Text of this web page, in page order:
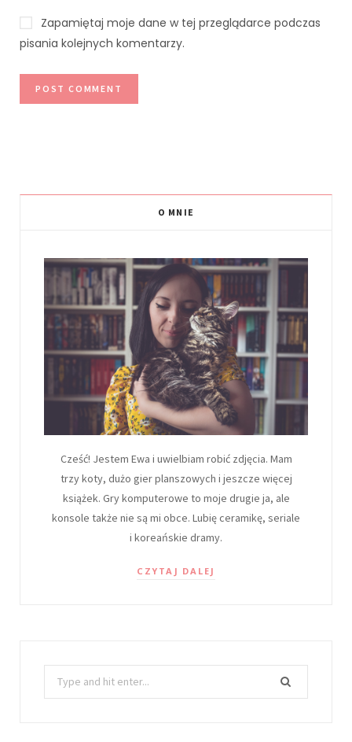
Zapamiętaj moje dane w tej przeglądarce podczas
pisania kolejnych komentarzy.
O MNIE
Cześć! Jestem Ewa i uwielbiam robić zdjęcia. Mam
trzy koty, dużo gier planszowych i jeszcze więcej
książek. Gry komputerowe to moje drugie ja, ale
konsole także nie są mi obce. Lubię ceramikę, seriale
i koreańskie dramy.
CZYTAJ DALEJ
for: